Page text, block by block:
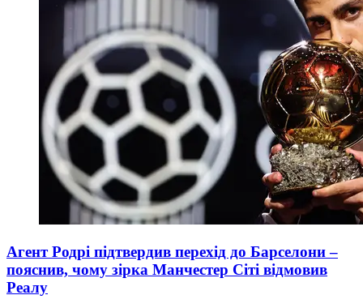
Агент Родрі підтвердив перехід до Барселони –
пояснив, чому зірка Манчестер Сіті відмовив
Реалу